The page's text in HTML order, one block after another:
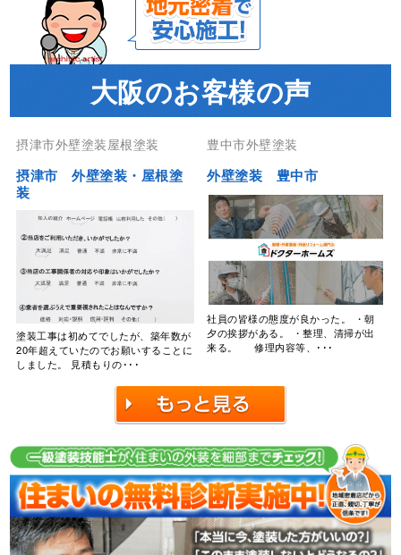
大阪のお客様の声
摂津市外壁塗装屋根塗装
摂津市 外壁塗装・屋根塗
装
塗装工事は初めてでしたが、築年数が
20年超えていたのでお願いすることに
しました。 見積もりの･･･
豊中市外壁塗装
外壁塗装 豊中市
社員の皆様の態度が良かった。 ・朝
夕の挨拶がある。 ・整理、清掃が出
来る。 修理内容等、･･･